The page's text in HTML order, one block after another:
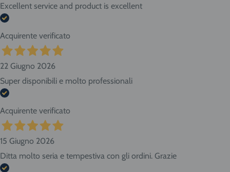
Excellent service and product is excellent
Acquirente verificato
22 Giugno 2026
Super disponibili e molto professionali
Acquirente verificato
15 Giugno 2026
Ditta molto seria e tempestiva con gli ordini. Grazie